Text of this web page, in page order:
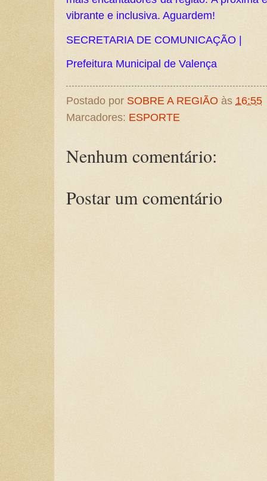
vibrante e inclusiva. Aguardem!
SECRETARIA DE COMUNICAÇÃO |
Prefeitura Municipal de Valença
Postado por SOBRE A REGIÃO às 16:55
Marcadores: ESPORTE
Nenhum comentário:
Postar um comentário